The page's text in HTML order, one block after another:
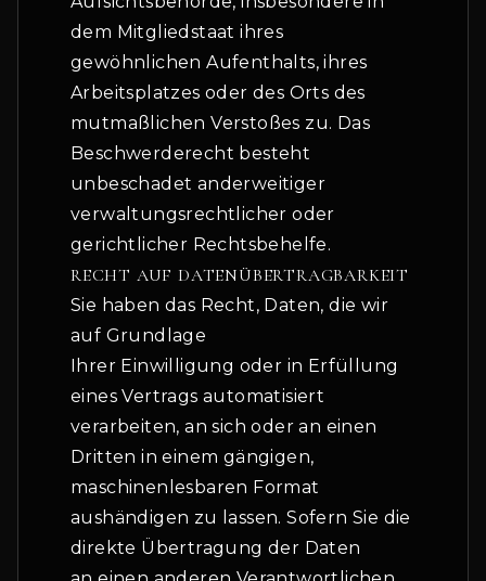
dem Mitgliedstaat ihres
gewöhnlichen Aufenthalts, ihres
Arbeitsplatzes oder des Orts des
mutmaßlichen Verstoßes zu. Das
Beschwerderecht besteht
unbeschadet anderweitiger
verwaltungsrechtlicher oder
gerichtlicher Rechtsbehelfe.
RECHT AUF DATENÜBERTRAGBARKEIT
Sie haben das Recht, Daten, die wir
auf Grundlage
Ihrer Einwilligung oder in Erfüllung
eines Vertrags automatisiert
verarbeiten, an sich oder an einen
Dritten in einem gängigen,
maschinenlesbaren Format
aushändigen zu lassen. Sofern Sie die
direkte Übertragung der Daten